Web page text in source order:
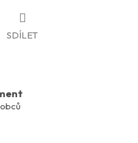
SDÍLET